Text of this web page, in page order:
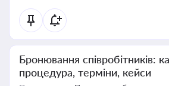
Бронювання співробітників:
процедура, терміни, кейси